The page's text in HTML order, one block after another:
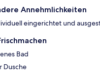
Annehmlichkeiten
eingerichtet und
Bad
Dusche